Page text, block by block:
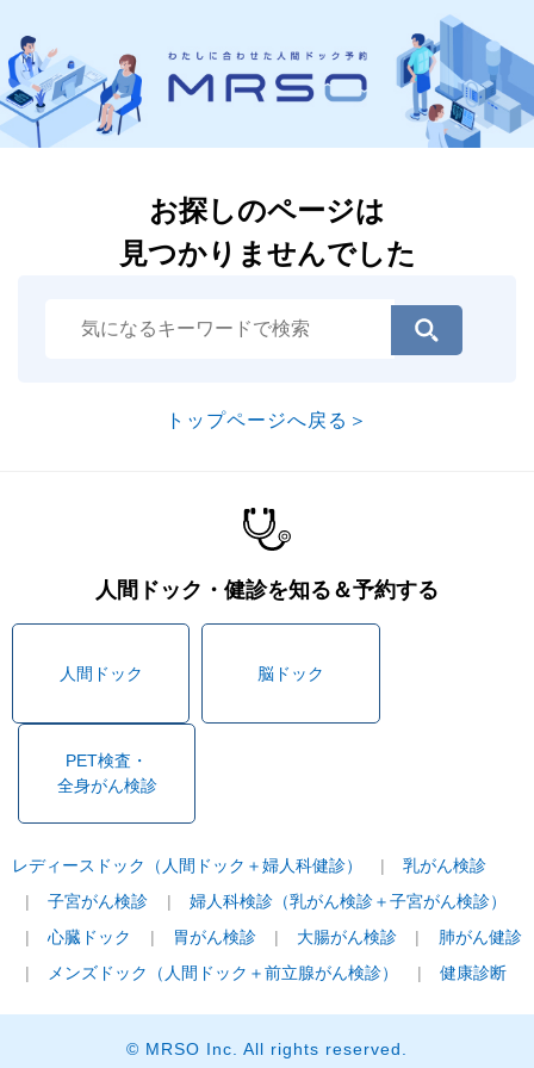
お探しのページは
見つかりませんでした
トップページへ戻る＞
人間ドック・健診を知る＆予約する
人間ドック 脳ドック
PET検査・
全身がん検診
レディースドック（人間ドック＋婦人科健診）
乳がん検診
子宮がん検診
婦人科検診（乳がん検診＋子宮がん検診）
心臓ドック
胃がん検診 大腸がん検診
肺がん健診
メンズドック（人間ドック＋前立腺がん検診）
健康診断
© MRSO Inc. All rights reserved.